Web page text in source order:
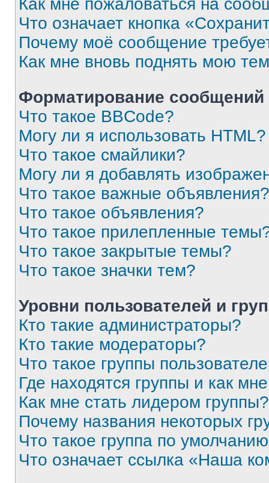
Как мне пожаловаться на
Что означает кнопка
Почему моё сообщение
Как мне вновь поднять мою
Форматирование
Что такое BBCode?
Могу ли я использовать HTML?
Что такое смайлики?
Могу ли я добавлять
Что такое важные объявления?
Что такое объявления?
Что такое прилепленные
Что такое закрытые темы?
Что такое значки тем?
Уровни пользователей и
Кто такие администраторы?
Кто такие модераторы?
Что такое группы
Где находятся группы и как
Как мне стать лидером группы?
Почему названия некоторых
Что такое группа по
Что означает ссылка «Наша